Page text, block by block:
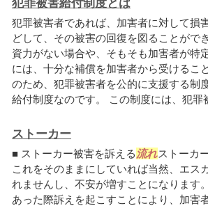
犯罪被害給付制度とは
犯罪被害者であれば、加害者に対して損
どして、その被害の回復を図ることがで
資力がない場合や、そもそも加害者が特
には、十分な補償を加害者から受けるこ
のため、犯罪被害者を公的に支援する制
給付制度なのです。 この制度には、犯罪
ストーカー
■ ストーカー被害を訴える 流れストーカ
これをそのままにしていれば当然、エス
れませんし、不安が増すことになります
あった際訴えを起こすことにより、加害